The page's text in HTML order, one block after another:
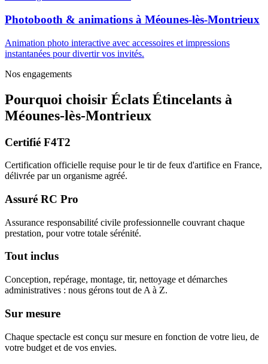
Photobooth & animations à Méounes-lès-Montrieux
Animation photo interactive avec accessoires et impressions
instantanées pour divertir vos invités.
Nos engagements
Pourquoi choisir Éclats Étincelants à
Méounes-lès-Montrieux
Certifié F4T2
Certification officielle requise pour le tir de feux d'artifice en France,
délivrée par un organisme agréé.
Assuré RC Pro
Assurance responsabilité civile professionnelle couvrant chaque
prestation, pour votre totale sérénité.
Tout inclus
Conception, repérage, montage, tir, nettoyage et démarches
administratives : nous gérons tout de A à Z.
Sur mesure
Chaque spectacle est conçu sur mesure en fonction de votre lieu, de
votre budget et de vos envies.